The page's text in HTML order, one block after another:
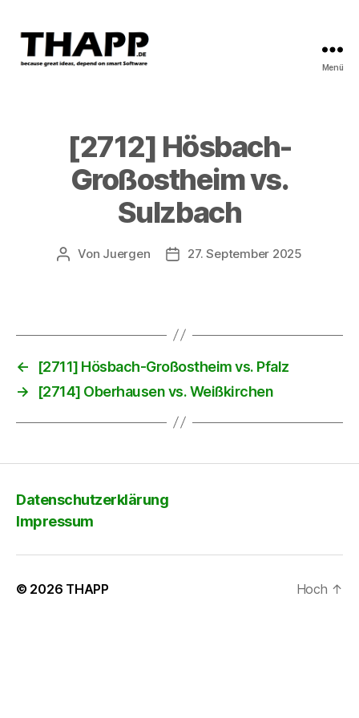
Menü
[2712] Hösbach-
Großostheim vs.
Sulzbach
Beitragsautor
Von Juergen Beitragsdatum
27. September 2025
←
[2711] Hösbach-Großostheim vs. Pfalz
→
[2714] Oberhausen vs. Weißkirchen
Datenschutzerklärung
Impressum
© 2026 THAPP Hoch ↑